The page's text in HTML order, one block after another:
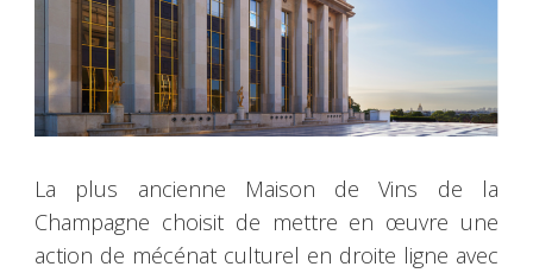
La plus ancienne Maison de Vins de la
Champagne choisit de mettre en œuvre une
action de mécénat culturel en droite ligne avec